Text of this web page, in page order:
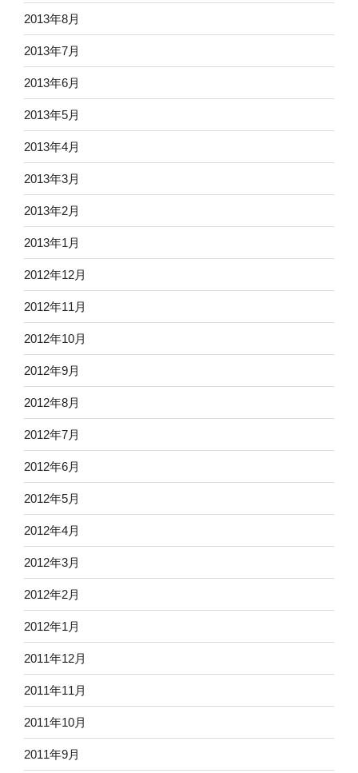
2013年8月
2013年7月
2013年6月
2013年5月
2013年4月
2013年3月
2013年2月
2013年1月
2012年12月
2012年11月
2012年10月
2012年9月
2012年8月
2012年7月
2012年6月
2012年5月
2012年4月
2012年3月
2012年2月
2012年1月
2011年12月
2011年11月
2011年10月
2011年9月